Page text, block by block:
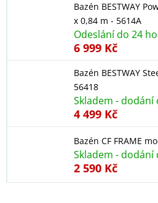
Bazén BESTWAY
x 0,84 m - 5614A
Odeslání do 24
6 999 Kč
Bazén BESTWAY
56418
Skladem - dodání
4 499 Kč
Bazén CF FRAME
Skladem - dodání
2 590 Kč